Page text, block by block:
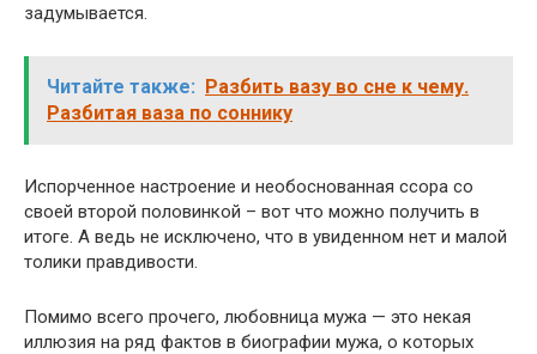
задумывается.
Читайте также: Разбить вазу во сне к чему.
Разбитая ваза по соннику
Испорченное настроение и необоснованная ссора со
своей второй половинкой – вот что можно получить в
итоге. А ведь не исключено, что в увиденном нет и малой
толики правдивости.
Помимо всего прочего, любовница мужа — это некая
иллюзия на ряд фактов в биографии мужа, о которых